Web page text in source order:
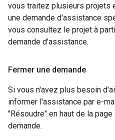
vous traitez plusieurs projets
une demande d'assistance
vous consultez le projet à
demande d'assistance.
Fermer une demande
Si vous n'avez plus besoin
informer l'assistance par e-
"Résoudre" en haut de la
demande.